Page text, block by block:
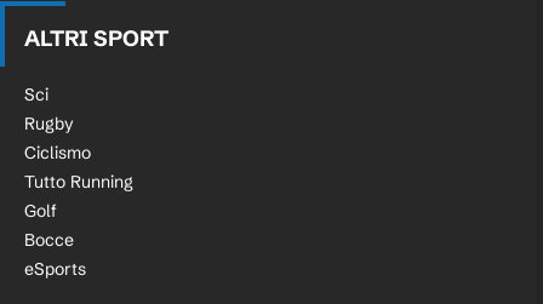
ALTRI SPORT
Sci
Rugby
Ciclismo
Tutto Running
Golf
Bocce
eSports